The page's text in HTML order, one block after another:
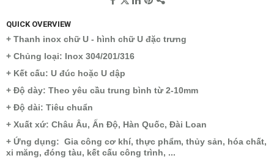
QUICK OVERVIEW
+ Thanh inox chữ U - hình chữ U đặc trưng
+ Chủng loại: Inox 304/201/316
+ Kết cấu: U đúc hoặc U dập
+ Độ dày: Theo yêu cầu trung bình từ 2-10mm
+ Độ dài: Tiêu chuẩn
+ Xuất xứ: Châu Âu, Ấn Độ, Hàn Quốc, Đài Loan
+ Ứng dụng: Gia công cơ khí, thực phẩm, thủy sản, hóa chất,
xi măng, đóng tàu, kết cấu công trình, ...